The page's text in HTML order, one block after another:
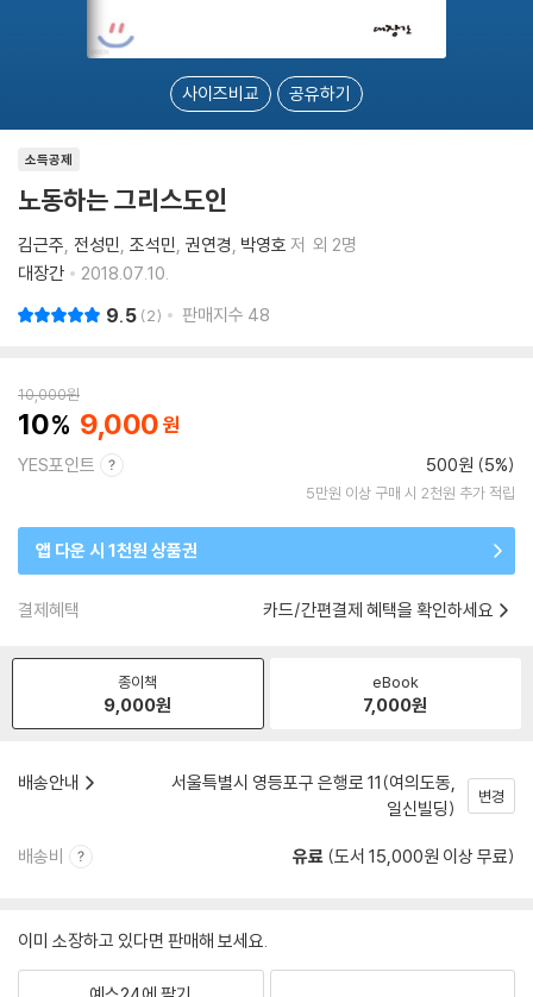
사이즈비교 공유하기
소득공제
노동하는 그리스도인
김근주 전성민 조석민 권연경 박영호 저 외 2명
대장간
2018.07.10.
9.5 2 판매지수 48
10,000원
10 9,000
YES포인트 500원 (5%)
5만원 이상 구매 시 2천원 추가 적립
앱 다운 시 1천원 상품권
결제혜택 카드/간편결제 혜택을 확인하세요
종이책
9,000원
eBook
7,000원
배송안내
서울특별시 영등포구 은행로 11(여의도동,
일신빌딩)
변경
배송비 유료 (도서 15,000원 이상 무료)
이미 소장하고 있다면 판매해 보세요.